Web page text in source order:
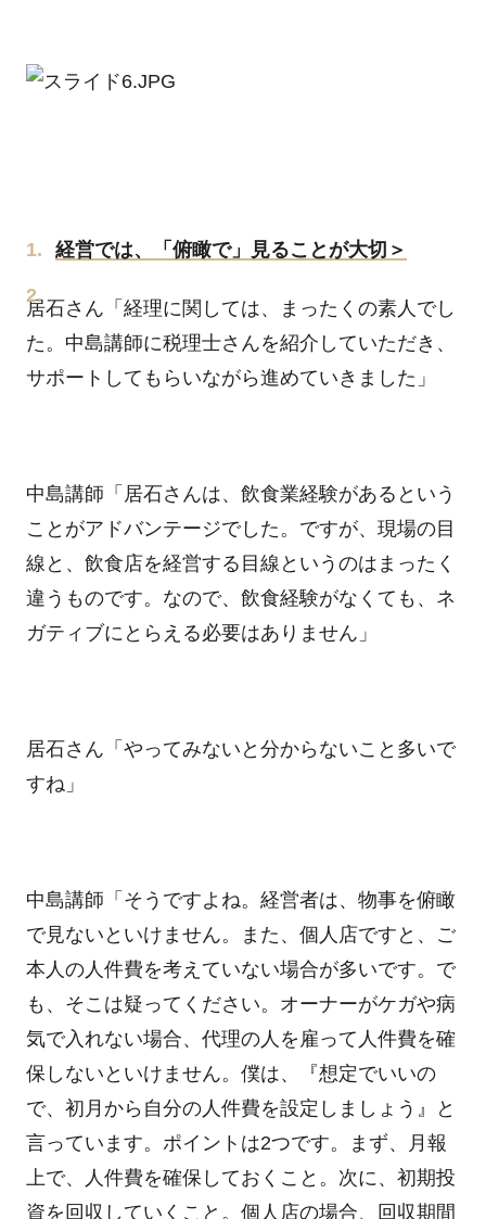
経営では、「俯瞰で」見ることが大切＞
居石さん「経理に関しては、まったくの素人でし
た。中島講師に税理士さんを紹介していただき、
サポートしてもらいながら進めていきました」
中島講師「居石さんは、飲食業経験があるという
ことがアドバンテージでした。ですが、現場の目
線と、飲食店を経営する目線というのはまったく
違うものです。なので、飲食経験がなくても、ネ
ガティブにとらえる必要はありません」
居石さん「やってみないと分からないこと多いで
すね」
中島講師「そうですよね。経営者は、物事を俯瞰
で見ないといけません。また、個人店ですと、ご
本人の人件費を考えていない場合が多いです。で
も、そこは疑ってください。オーナーがケガや病
気で入れない場合、代理の人を雇って人件費を確
保しないといけません。僕は、『想定でいいの
で、初月から自分の人件費を設定しましょう』と
言っています。ポイントは2つです。まず、月報
上で、人件費を確保しておくこと。次に、初期投
資を回収していくこと。個人店の場合、回収期間